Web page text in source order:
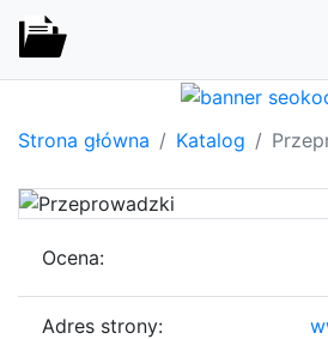
Strona główna Katalog
Ocena:
Adres strony: